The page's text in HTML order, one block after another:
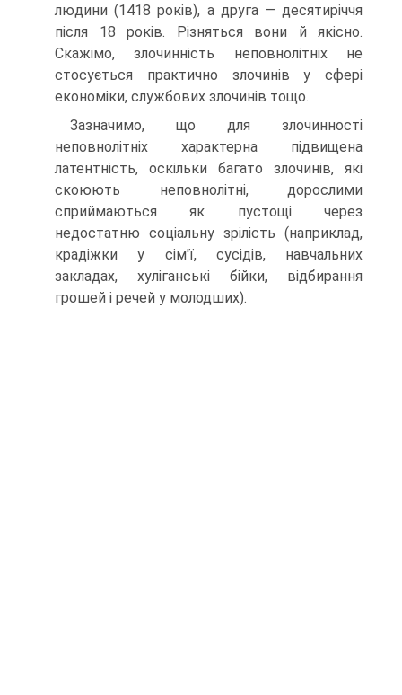
людини (1418 років), а друга — десятиріччя
після 18 років. Різняться вони й якісно.
Скажімо, злочинність неповнолітніх не
стосується практично злочинів у сфері
економіки, службових злочинів тощо.
Зазначимо, що для злочинності
неповнолітніх характерна підвищена
латентність, оскільки багато злочинів, які
скоюють неповнолітні, дорослими
сприймаються як пустощі через
недостатню соціальну зрілість (наприклад,
крадіжки у сім'ї, сусідів, навчальних
закладах, хуліганські бійки, відбирання
грошей і речей у молодших).